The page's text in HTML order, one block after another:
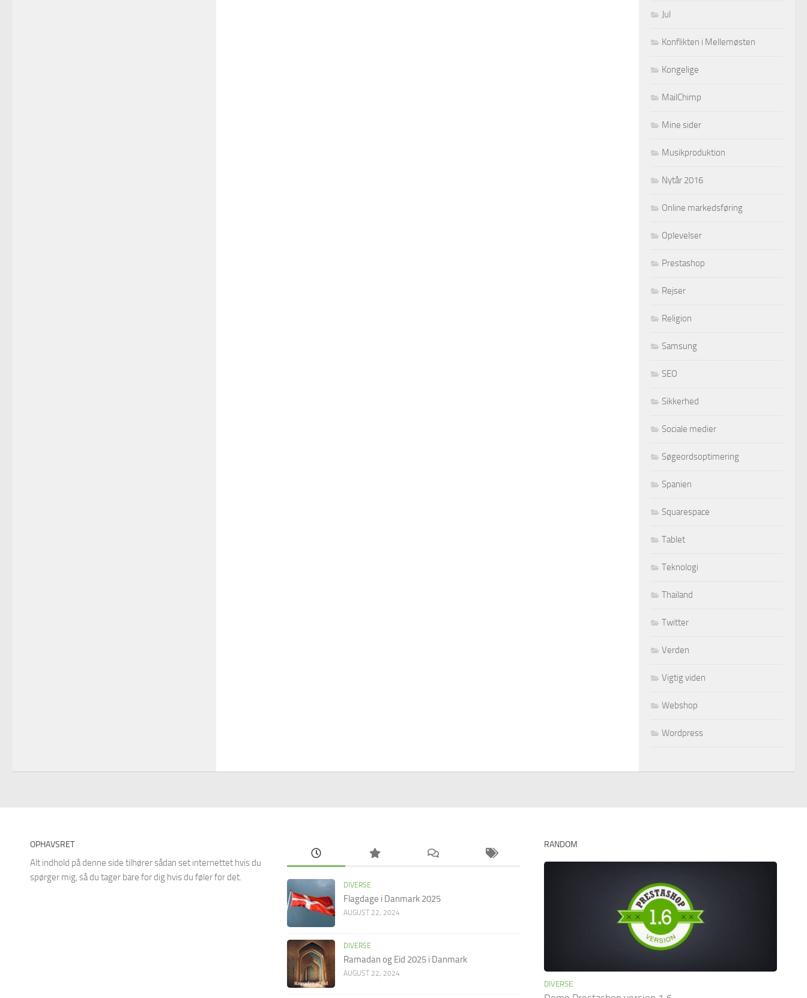
Jul
Konflikten i Mellemøsten
Kongelige
MailChimp
Mine sider
Musikproduktion
Nytår 2016
Online markedsføring
Oplevelser
Prestashop
Rejser
Religion
Samsung
SEO
Sikkerhed
Sociale medier
Søgeordsoptimering
Spanien
Squarespace
Tablet
Teknologi
Thailand
Twitter
Verden
Vigtig viden
Webshop
Wordpress
OPHAVSRET
Alt indhold på denne side tilhører sådan set internettet hvis du
spørger mig, så du tager bare for dig hvis du føler for det.
DIVERSE
Flagdage i Danmark 2025
AUGUST 22, 2024
DIVERSE
Ramadan og Eid 2025 i Danmark
AUGUST 22, 2024
RANDOM
DIVERSE